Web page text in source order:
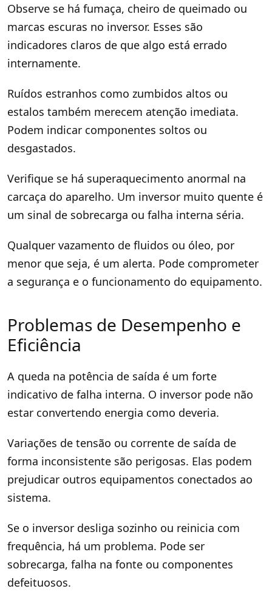
Observe se há fumaça, cheiro de queimado ou
marcas escuras no inversor. Esses são
indicadores claros de que algo está errado
internamente.
Ruídos estranhos como zumbidos altos ou
estalos também merecem atenção imediata.
Podem indicar componentes soltos ou
desgastados.
Verifique se há superaquecimento anormal na
carcaça do aparelho. Um inversor muito quente é
um sinal de sobrecarga ou falha interna séria.
Qualquer vazamento de fluidos ou óleo, por
menor que seja, é um alerta. Pode comprometer
a segurança e o funcionamento do equipamento.
Problemas de Desempenho e
Eficiência
A queda na potência de saída é um forte
indicativo de falha interna. O inversor pode não
estar convertendo energia como deveria.
Variações de tensão ou corrente de saída de
forma inconsistente são perigosas. Elas podem
prejudicar outros equipamentos conectados ao
sistema.
Se o inversor desliga sozinho ou reinicia com
frequência, há um problema. Pode ser
sobrecarga, falha na fonte ou componentes
defeituosos.